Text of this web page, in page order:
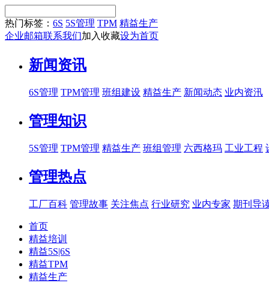
热门标签： 6S 5S管理 TPM 精益生产
企业邮箱联系我们加入收藏设为首页
新闻资讯
6S管理 TPM管理 班组建设 精益生产 新闻动态 业内资汛
管理知识
5S管理 TPM管理 精益生产 班组管理 六西格玛 工业工程
管理热点
工厂百科 管理故事 关注焦点 行业研究 业内专家 期刊导
首页
精益培训
精益5S|6S
精益TPM
精益生产